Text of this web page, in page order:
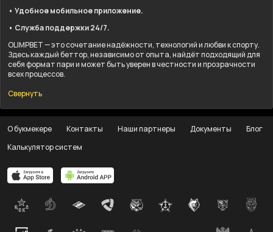
• Удобное мобильное приложение.
• Служба поддержки 24/7.
OLIMPBET — это сочетание надёжности, технологий и любви к спорту.
Здесь каждый беттор, независимо от опыта, найдёт подходящий для
себя формат пари и может быть уверен в честности и прозрачности
всех процессов.
Свернуть
О букмекере Контакты Наши партнеры Документы
Блог
Калькулятор систем